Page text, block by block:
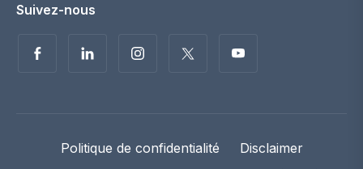
Suivez-nous
Politique de confidentialité
Disclaimer